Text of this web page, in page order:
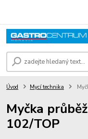
Úvod Mycí technika
Myčka
102/TOP